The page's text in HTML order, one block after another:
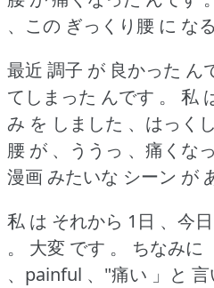
、この ぎっくり腰 に な
最近 調子 が 良かった ん
てしまった んです 。
私
み を しました 、はっく
腰 が 、ううっ 、痛くな
漫画 みたいな シーン が
私 は それから 1日 、今
。
大変 です 。
ちなみに
、painful 、"痛い 」と